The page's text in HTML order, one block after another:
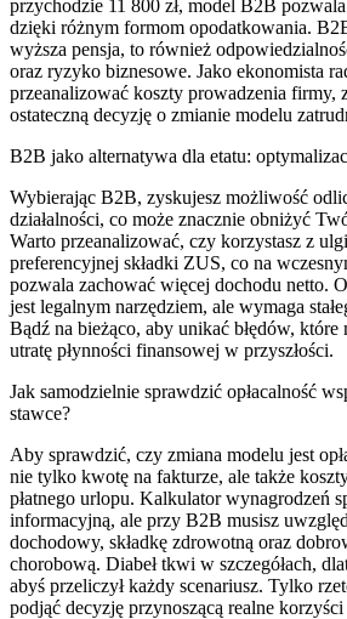
przychodzie 11 800 zł, model B2B
dzięki różnym formom opodatkowania.
wyższa pensja, to również
oraz ryzyko biznesowe. Jako ekonomista
przeanalizować koszty prowadzenia firmy,
ostateczną decyzję o zmianie modelu
B2B jako alternatywa dla etatu:
Wybierając B2B, zyskujesz możliwość
działalności, co może znacznie obniżyć
Warto przeanalizować, czy korzystasz z
preferencyjnej składki ZUS, co na
pozwala zachować więcej dochodu netto.
jest legalnym narzędziem, ale wymaga
Bądź na bieżąco, aby unikać błędów,
utratę płynności finansowej w przyszłości.
Jak samodzielnie sprawdzić opłacalność
stawce?
Aby sprawdzić, czy zmiana modelu jest
nie tylko kwotę na fakturze, ale także
płatnego urlopu. Kalkulator wynagrodzeń
informacyjną, ale przy B2B musisz
dochodowy, składkę zdrowotną oraz
chorobową. Diabeł tkwi w szczegółach,
abyś przeliczył każdy scenariusz. Tylko
podjąć decyzję przynoszącą realne